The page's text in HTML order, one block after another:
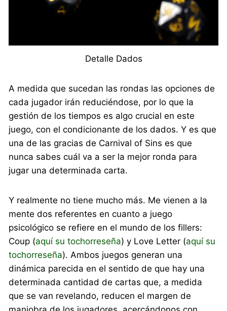
Detalle Dados
A medida que sucedan las rondas las opciones de
cada jugador irán reduciéndose, por lo que la
gestión de los tiempos es algo crucial en este
juego, con el condicionante de los dados. Y es que
una de las gracias de Carnival of Sins es que
nunca sabes cuál va a ser la mejor ronda para
jugar una determinada carta.
Y realmente no tiene mucho más. Me vienen a la
mente dos referentes en cuanto a juego
psicológico se refiere en el mundo de los fillers:
Coup (aquí su tochorreseña) y Love Letter (aquí su
tochorreseña). Ambos juegos generan una
dinámica parecida en el sentido de que hay una
determinada cantidad de cartas que, a medida
que se van revelando, reducen el margen de